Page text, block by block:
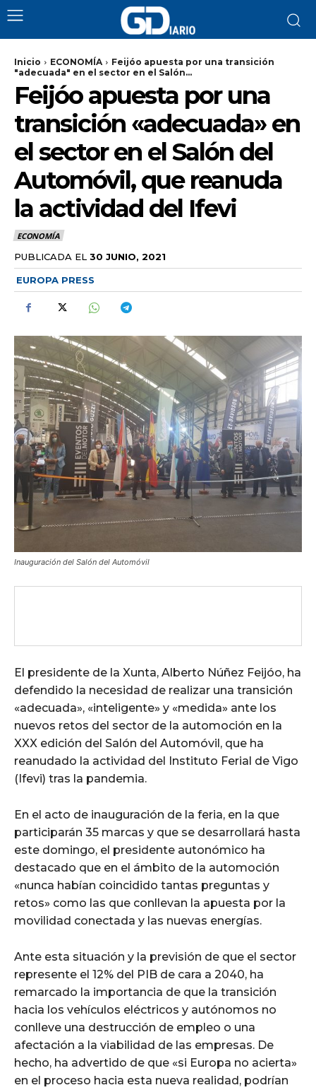
Inicio ECONOMÍA
Feijóo apuesta por una transición
"adecuada" en el sector en el Salón...
Feijóo apuesta por una
transición «adecuada» en
el sector en el Salón del
Automóvil, que reanuda
la actividad del Ifevi
ECONOMÍA
PUBLICADA EL 30 JUNIO, 2021
EUROPA PRESS
Inauguración del Salón del Automóvil
El presidente de la Xunta, Alberto Núñez Feijóo, ha
defendido la necesidad de realizar una transición
«adecuada», «inteligente» y «medida» ante los
nuevos retos del sector de la automoción en la
XXX edición del Salón del Automóvil, que ha
reanudado la actividad del Instituto Ferial de Vigo
(Ifevi) tras la pandemia.
En el acto de inauguración de la feria, en la que
participarán 35 marcas y que se desarrollará hasta
este domingo, el presidente autonómico ha
destacado que en el ámbito de la automoción
«nunca habían coincidido tantas preguntas y
retos» como las que conllevan la apuesta por la
movilidad conectada y las nuevas energías.
Ante esta situación y la previsión de que el sector
represente el 12% del PIB de cara a 2040, ha
remarcado la importancia de que la transición
hacia los vehículos eléctricos y autónomos no
conlleve una destrucción de empleo o una
afectación a la viabilidad de las empresas. De
hecho, ha advertido de que «si Europa no acierta»
en el proceso hacia esta nueva realidad, podrían